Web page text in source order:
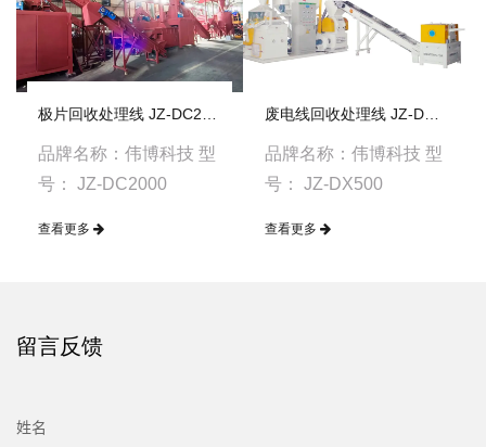
品牌名称：伟博科技 型
号： JZ-DC2000
查看更多
品牌名称：伟博科技 型
号： JZ-DX500
查看更多
留言反馈
姓名